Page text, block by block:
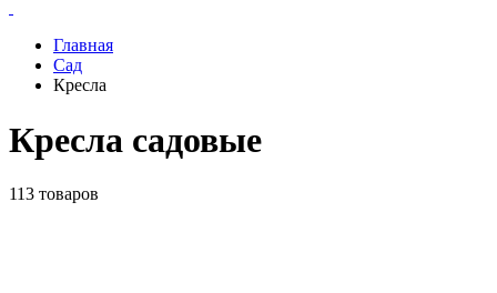
Главная
Сад
Кресла
Кресла садовые
113 товаров